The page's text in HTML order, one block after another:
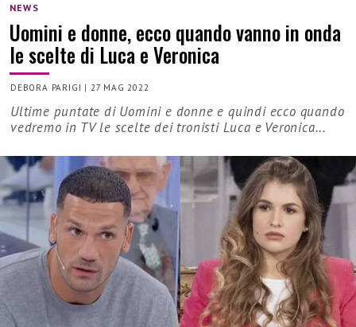
NEWS
Uomini e donne, ecco quando vanno in onda
le scelte di Luca e Veronica
DEBORA PARIGI | 27 MAG 2022
Ultime puntate di Uomini e donne e quindi ecco quando
vedremo in TV le scelte dei tronisti Luca e Veronica...